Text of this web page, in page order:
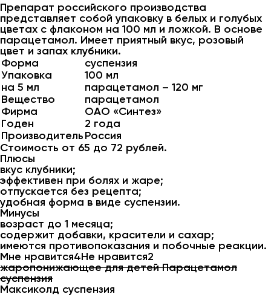
Препарат российского производства
представляет собой упаковку в белых и голубых
цветах с флаконом на 100 мл и ложкой. В основе
парацетамол. Имеет приятный вкус, розовый
цвет и запах клубники.
Форма
суспензия
Упаковка
100 мл
на 5 мл
парацетамол – 120 мг
Вещество
парацетамол
Фирма
ОАО «Синтез»
Годен
2 года
ПроизводительРоссия
Стоимость от 65 до 72 рублей.
Плюсы
вкус клубники;
эффективен при болях и жаре;
отпускается без рецепта;
удобная форма в виде суспензии.
Минусы
возраст до 1 месяца;
содержит добавки, красители и сахар;
имеются противопоказания и побочные реакции.
Мне нравится4Не нравится2
жаропонижающее для детей Парацетамол
суспензия
Максиколд суспензия